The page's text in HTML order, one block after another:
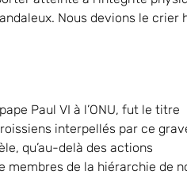
Nous devions le crier
Paul VI à l’ONU, fut le titre
interpellés par ce
qu’au-delà des actions
membres de la hiérarchie de